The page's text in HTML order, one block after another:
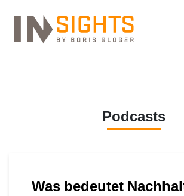
Podcasts
Was bedeutet